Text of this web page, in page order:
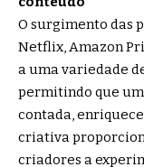
O surgimento das
Netflix, Amazon
a uma variedade
permitindo que
contada,
criativa
criadores a